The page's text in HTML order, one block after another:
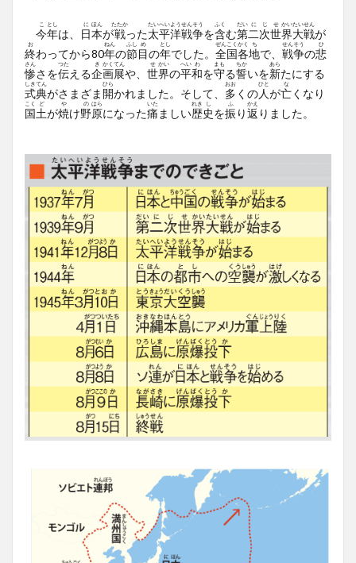
今
こ
年
とし
は、 日
に
本
ほん
が戦
たたか
った太
たい
平
へい
洋
よう
戦
せん
争
そう
を含
ふく
む第
だい
二
に
次
じ
世
せ
界
かい
大
たい
戦
せん
が
終
お
わってから80年
ねん
の節
ふし
目
め
の年
とし
でした。 全
ぜん
国
こく
各
かく
地
ち
で、 戦
せん
争
そう
の悲
ひ
惨
さん
さを伝
つた
える企
き
画
かく
展
てん
や、 世
せ
界
かい
の平
へい
和
わ
を守
まも
る誓
ちか
いを新
あら
たにする
式
しき
典
てん
がさまざま開
ひら
かれました。そして、 多
おお
くの人
ひと
が亡
な
くなり
国
こく
土
ど
が焼
や
け野
の
原
はら
になった痛
いた
ましい歴
れき
史
し
を振
ふ
り返
かえ
りました。